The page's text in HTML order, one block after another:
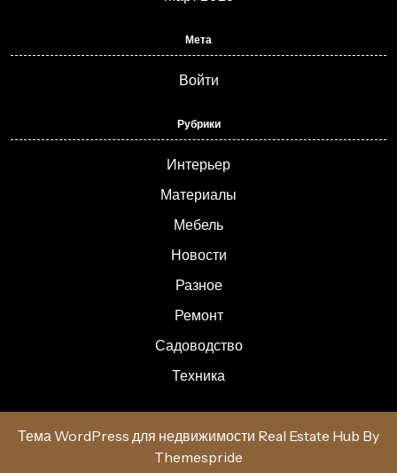
Мета
Войти
Рубрики
Интерьер
Материалы
Мебель
Новости
Разное
Ремонт
Садоводство
Техника
Тема WordPress для недвижимости Real Estate Hub By
Themespride